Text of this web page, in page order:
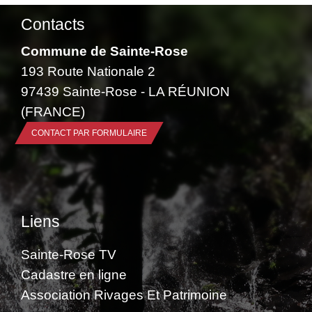
Contacts
Commune de Sainte-Rose
193 Route Nationale 2
97439 Sainte-Rose - LA RÉUNION
(FRANCE)
CONTACT PAR FORMULAIRE
Liens
Sainte-Rose TV
Cadastre en ligne
Association Rivages Et Patrimoine